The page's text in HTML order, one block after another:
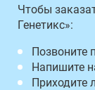
Чтобы
Генетикс»:
Позвоните
Напишите
Приходите